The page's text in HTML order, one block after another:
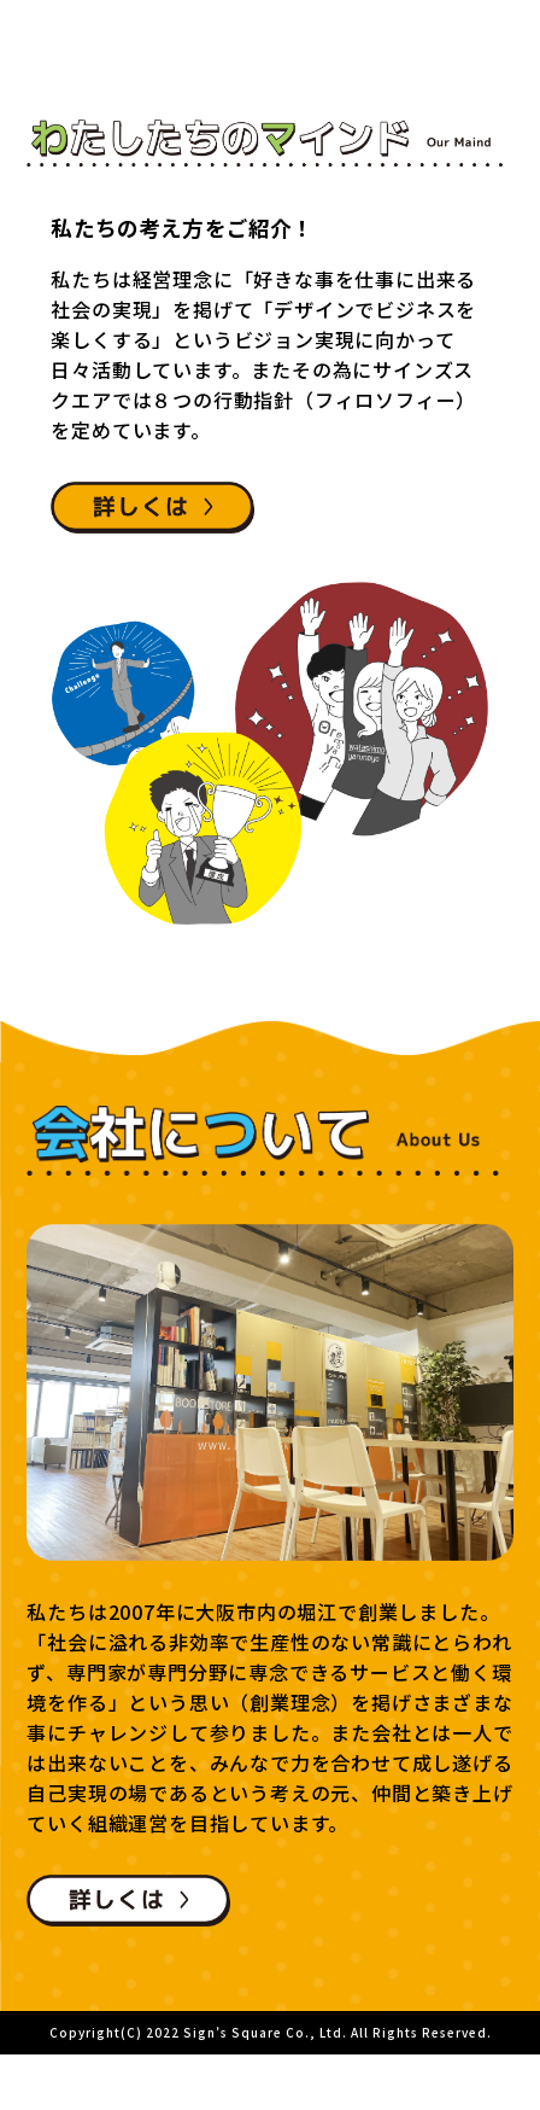
私たちの考え方をご紹介！
私たちは経営理念に「好きな事を仕事に出来る
社会の実現」を掲げて「デザインでビジネスを
楽しくする」というビジョン実現に向かって
日々活動しています。またその為にサインズス
クエアでは８つの行動指針（フィロソフィー）
を定めています。
私たちは2007年に大阪市内の堀江で創業しました。
「社会に溢れる非効率で生産性のない常識にとらわれ
ず、専門家が専門分野に専念できるサービスと働く環
境を作る」という思い（創業理念）を掲げさまざまな
事にチャレンジして参りました。また会社とは一人で
は出来ないことを、みんなで力を合わせて成し遂げる
自己実現の場であるという考えの元、仲間と築き上げ
ていく組織運営を目指しています。
Copyright(C) 2022 Sign’s Square Co., Ltd. All Rights Reserved.